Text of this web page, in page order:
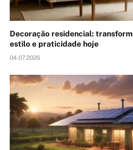
Decoração residencial:
estilo e praticidade hoje
04.07.2026